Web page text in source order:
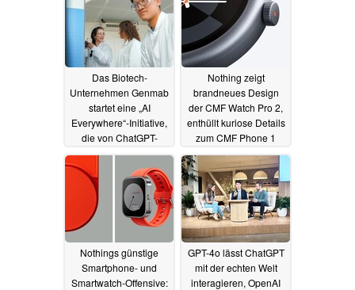
Das Biotech-
Unternehmen Genmab
startet eine „AI
Everywhere“-Initiative,
die von ChatGPT-
Enterprise unterstützt
20.09.2024
Nothing zeigt
brandneues Design
der CMF Watch Pro 2,
enthüllt kuriose Details
zum CMF Phone 1
26.06.2024
Nothings günstige
Smartphone- und
Smartwatch-Offensive:
GPT-4o lässt ChatGPT
mit der echten Welt
interagieren, OpenAI